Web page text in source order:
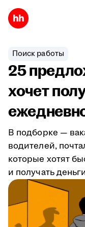
Поиск работы
25
хочет
В подборке —
водителей,
которые хотят
и получать